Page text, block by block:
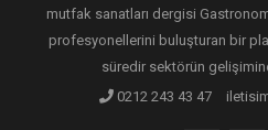
mutfak sanatları dergisi
profesyonellerini buluşturan bir
süredir sektörün
0212 243 43 47